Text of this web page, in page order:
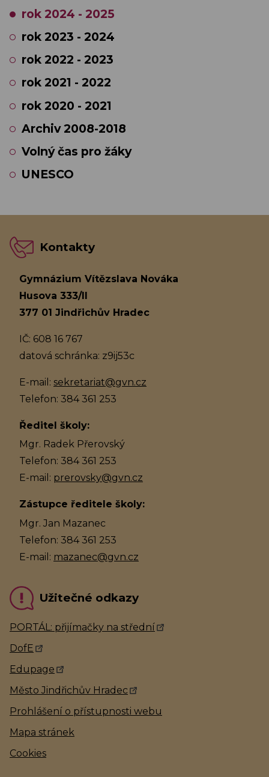
rok 2024 - 2025
rok 2023 - 2024
rok 2022 - 2023
rok 2021 - 2022
rok 2020 - 2021
Archiv 2008-2018
Volný čas pro žáky
UNESCO
Kontakty
Gymnázium Vítězslava Nováka
Husova 333/II
377 01 Jindřichův Hradec
IČ: 608 16 767
datová schránka: z9ij53c
E-mail: sekretariat@gvn.cz
Telefon: 384 361 253
Ředitel školy:
Mgr. Radek Přerovský
Telefon: 384 361 253
E-mail: prerovsky@gvn.cz
Zástupce ředitele školy:
Mgr. Jan Mazanec
Telefon: 384 361 253
E-mail: mazanec@gvn.cz
Užitečné odkazy
PORTÁL: přijímačky na střední
DofE
Edupage
Město Jindřichův Hradec
Prohlášení o přístupnosti webu
Mapa stránek
Cookies